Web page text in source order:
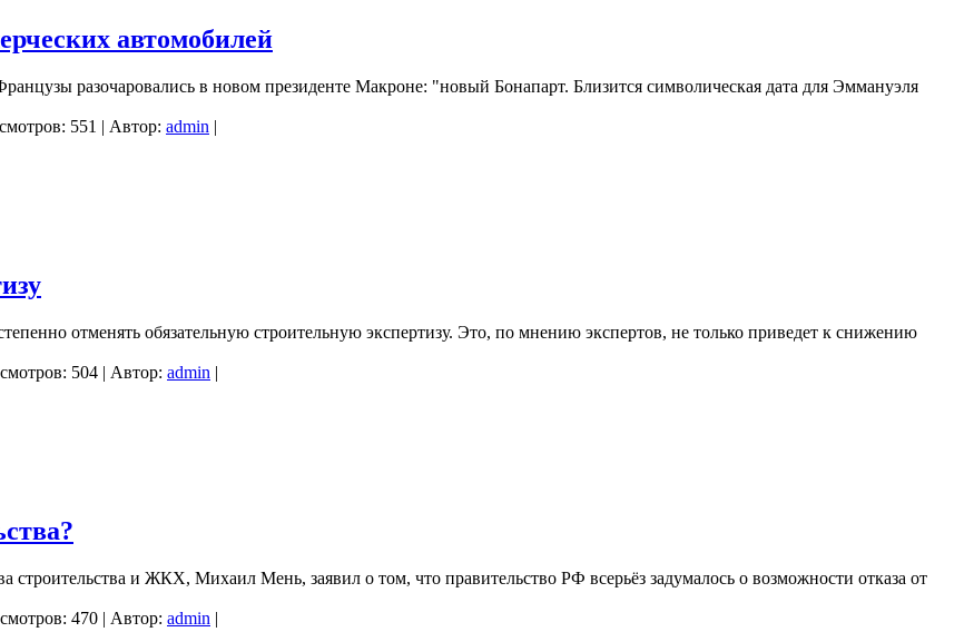
автомобилей
разочаровались в новом президенте Макроне: "новый Бонапарт. Близится символическая дата для Эммануэля
551 | Автор: admin |
отменять обязательную строительную экспертизу. Это, по мнению экспертов, не только приведет к снижению
504 | Автор: admin |
строительства и ЖКХ, Михаил Мень, заявил о том, что правительство РФ всерьёз задумалось о возможности отказа от
470 | Автор: admin |